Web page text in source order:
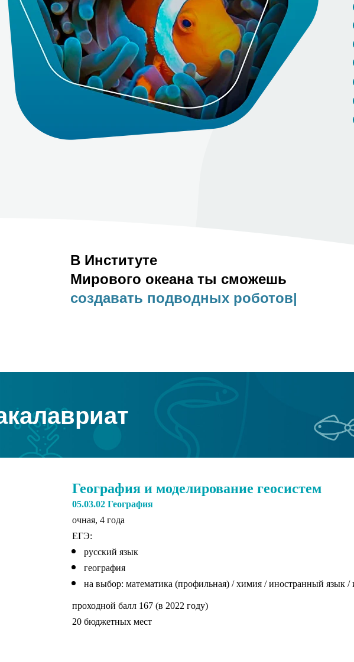
В Институте
Мирового океана ты сможешь
создавать подводн|
География и моделирование геосистем
05.03.02 География
очная, 4 года
ЕГЭ:
русский язык
география
на выбор: математика (профильная) / химия / иностранный язык /
проходной балл 167 (в 2022 году)
20 бюджетных мест